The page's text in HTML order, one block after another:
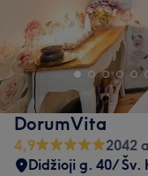
DorumVita
4,9
2042
Didžioji g. 40/ Šv.